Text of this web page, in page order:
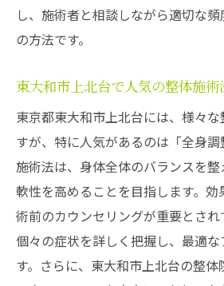
し、施術者と相談しながら適切な
の方法です。
東大和市上北台で人気の整体施術
東京都東大和市上北台には、様々
すが、特に人気があるのは「全身
施術法は、身体全体のバランスを
軟性を高めることを目指します。
術前のカウンセリングが重要とさ
個々の症状を詳しく把握し、最適
す。さらに、東大和市上北台の整